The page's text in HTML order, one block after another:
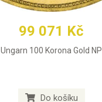
99 071 Kč
Ungarn 100 Korona Gold NP
Do košíku